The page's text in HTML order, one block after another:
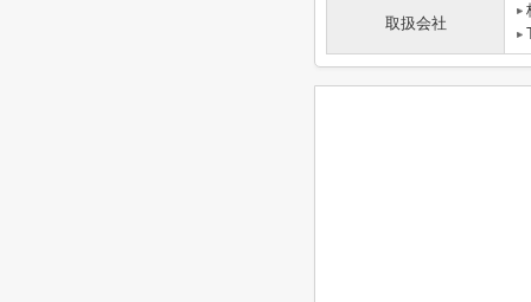
取扱会社